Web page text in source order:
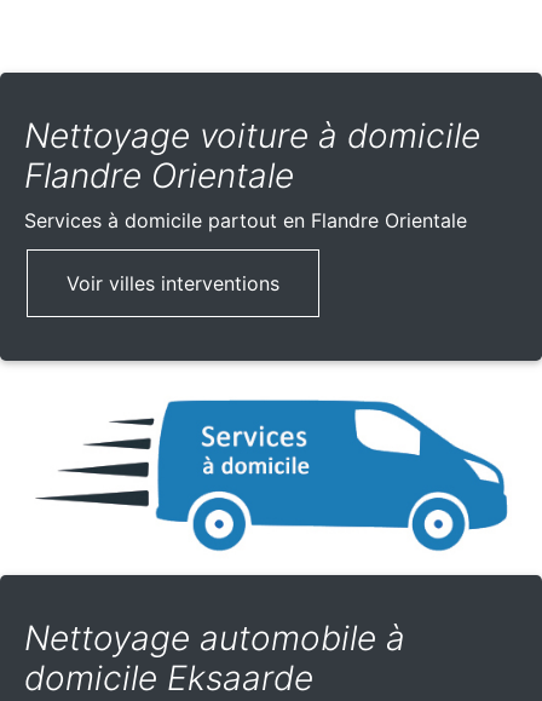
Nettoyage voiture à domicile
Flandre Orientale
Services à domicile partout en Flandre Orientale
Voir villes interventions
Nettoyage automobile à
domicile Eksaarde